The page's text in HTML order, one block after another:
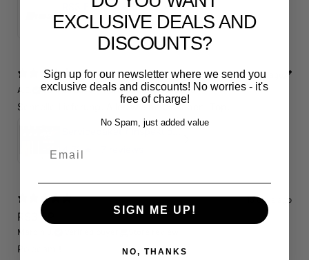
RS3 Emblem - 3D Black Edition - Schwarz/Schwarz Logo Modellschriftzug
5★ · 1 review
13 days ago
A.E.
Verified buyer•Purchased 20 days ago
Schnelle Lieferung. Alles wie beschrieben. Top.
4.71 ★ ·
15 days ago
RS3 8P
Marcin J.
Polecam !
EXCLUSIVE DEALS AND
DISCOUNTS?
Sign up for our newsletter where we send you
exclusive deals and discounts! No worries - it's
free of charge!
No Spam, just added value
SIGN ME UP!
NO, THANKS